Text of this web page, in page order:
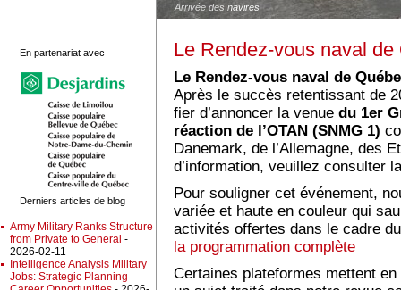
En partenariat avec
Derniers articles de blog
Army Military Ranks Structure
from Private to General -
2026-02-11
Intelligence Analysis Military
Jobs: Strategic Planning
Arrivée des navires
Le Rendez-vous naval de
Le Rendez-vous naval de
Après le succès retentissant de
fier d’annoncer la venue du 1er
réaction de l’OTAN (SNMG 1)
Danemark, de l’Allemagne, des
d’information, veuillez consulter
Pour souligner cet événement,
variée et haute en couleur qui
activités offertes dans le cadre
la programmation complète
Certaines plateformes mettent